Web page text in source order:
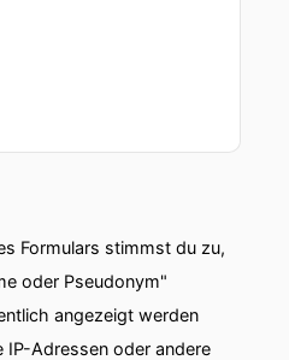
Formulars stimmst du zu,
oder Pseudonym"
angezeigt werden
IP-Adressen oder andere